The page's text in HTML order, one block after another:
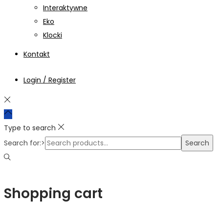
Interaktywne
Eko
Klocki
Kontakt
Login / Register
Type to search
Search for:>
Search
Shopping cart